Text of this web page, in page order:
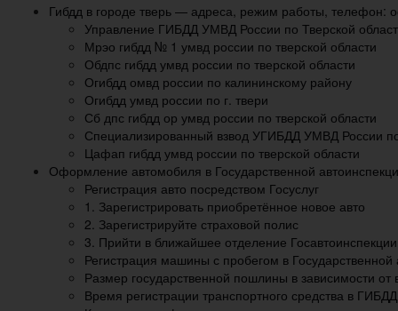
Гибдд в городе тверь — адреса, режим работы, телефон:
Управление ГИБДД УМВД России по Тверской
Мрэо гибдд № 1 умвд россии по тверской области
Обдпс гибдд умвд россии по тверской области
Огибдд омвд россии по калининскому району
Огибдд умвд россии по г. твери
Сб дпс гибдд ор умвд россии по тверской области
Специализированный взвод УГИБДД УМВД России
Цафап гибдд умвд россии по тверской области
Оформление автомобиля в Государственной
Регистрация авто посредством Госуслуг
1. Зарегистрировать приобретённое новое авто
2. Зарегистрируйте страховой полис
3. Прийти в ближайшее отделение
Регистрация машины с пробегом в Государственной
Размер государственной пошлины в зависимости от
Время регистрации транспортного средства в ГИБДД